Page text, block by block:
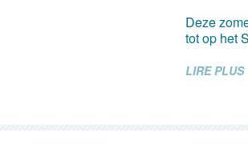
Deze
tot op het
LIRE PLUS